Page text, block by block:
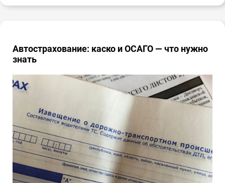
Автострахование: каско и ОСАГО — что нужно
знать